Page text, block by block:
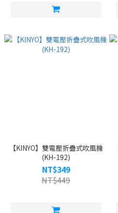
【KINYO】雙電壓折疊式吹風機
(KH-192)
NT$349
NT$449